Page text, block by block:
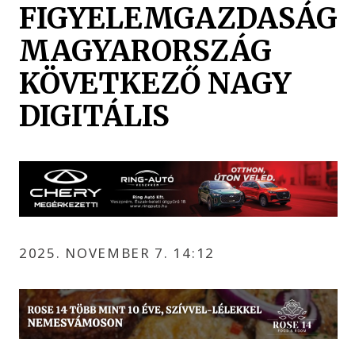
FIGYELEMGAZDASÁG
MAGYARORSZÁG
KÖVETKEZŐ NAGY
DIGITÁLIS
2025. NOVEMBER 7. 14:12